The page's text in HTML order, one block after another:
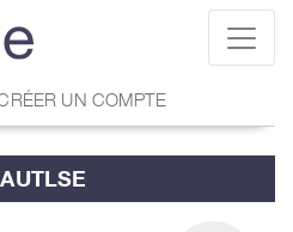
UN COMPTE